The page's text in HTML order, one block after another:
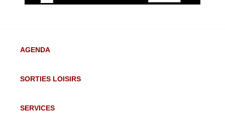
AGENDA
SORTIES LOISIRS
SERVICES